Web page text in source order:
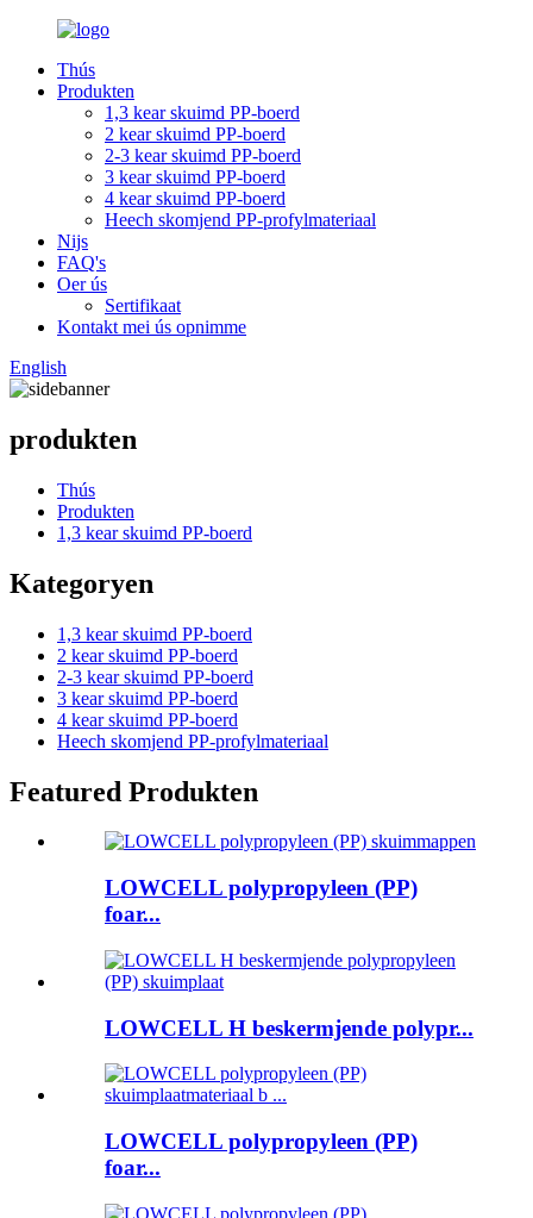
Thús
Produkten
1,3 kear skuimd PP-boerd
2 kear skuimd PP-boerd
2-3 kear skuimd PP-boerd
3 kear skuimd PP-boerd
4 kear skuimd PP-boerd
Heech skomjend PP-profylmateriaal
Nijs
FAQ's
Oer ús
Sertifikaat
Kontakt mei ús opnimme
English
produkten
Thús
Produkten
1,3 kear skuimd PP-boerd
Kategoryen
1,3 kear skuimd PP-boerd
2 kear skuimd PP-boerd
2-3 kear skuimd PP-boerd
3 kear skuimd PP-boerd
4 kear skuimd PP-boerd
Heech skomjend PP-profylmateriaal
Featured Produkten
LOWCELL polypropyleen (PP)
foar...
LOWCELL H beskermjende polypr...
LOWCELL polypropyleen (PP)
foar...